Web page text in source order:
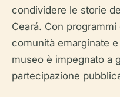
condividere le storie
Ceará. Con
comunità emarginate
museo è impegnato a
partecipazione